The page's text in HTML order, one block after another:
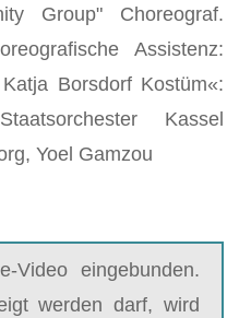
Group" Choreograf.
Assistenz:
Borsdorf Kostüm«:
Kassel
Yoel Gamzou
Video eingebunden.
werden darf, wird